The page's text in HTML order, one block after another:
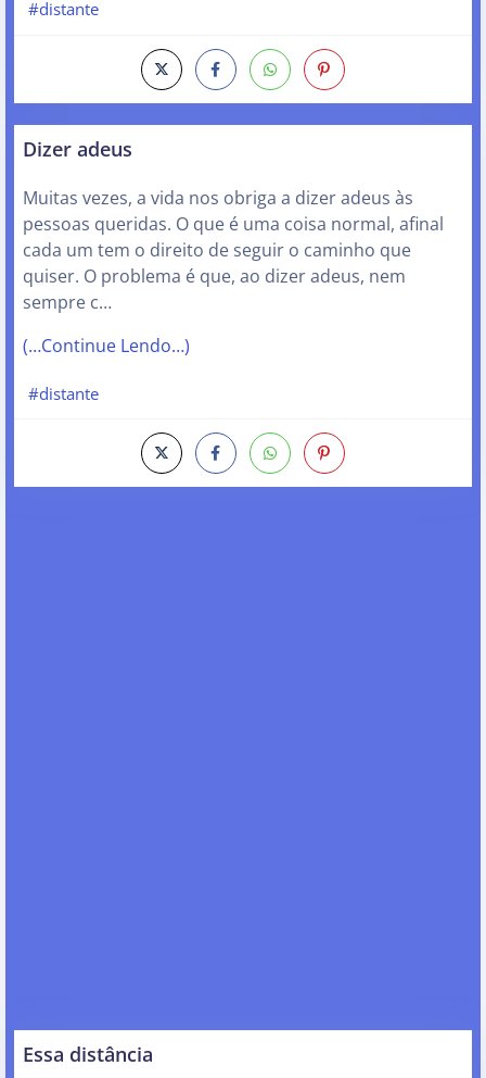
#distante
Dizer adeus
Muitas vezes, a vida nos obriga a dizer adeus às
pessoas queridas. O que é uma coisa normal, afinal
cada um tem o direito de seguir o caminho que
quiser. O problema é que, ao dizer adeus, nem
sempre c…
(…Continue Lendo…)
#distante
Essa distância